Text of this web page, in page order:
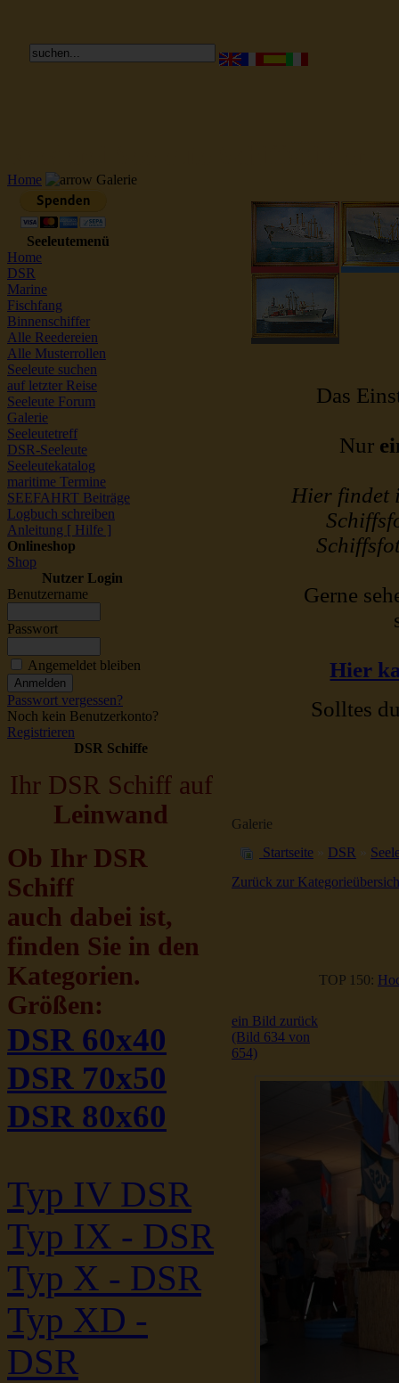
Home Galerie
Seeleutemenü
Home
DSR
Marine
Fischfang
Binnenschiffer
Alle Reedereien
Alle Musterrollen
Seeleute suchen
auf letzter Reise
Seeleute Forum
Galerie
Seeleutetreff
DSR-Seeleute
Seeleutekatalog
maritime Termine
SEEFAHRT Beiträge
Logbuch schreiben
Anleitung [ Hilfe ]
Onlineshop
Shop
Nutzer Login
Benutzername
Passwort
Angemeldet bleiben
Passwort vergessen?
Noch kein Benutzerkonto?
Registrieren
DSR Schiffe
Ihr DSR Schiff auf
Leinwand
Ob Ihr DSR
Schiff
auch dabei ist,
finden Sie in den
Kategorien.
Größen:
DSR 60x40
DSR 70x50
DSR 80x60
Typ IV DSR
Typ IX - DSR
Typ X - DSR
Typ XD -
DSR
Das
Nur
Hier findet
Gerne
Hier
Solltes
Galerie
Startseite » DSR »
Zurück zur
TOP 150:
ein Bild zurück
(Bild 634 von
654)